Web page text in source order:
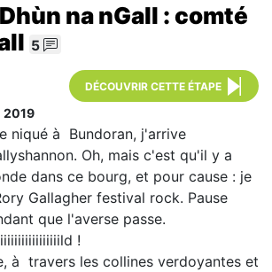
na nGall : comté
5
DÉCOUVRIR CETTE ÉTAPE
2019
niqué à Bundoran, j'arrive
Oh, mais c'est qu'il y a
dans ce bourg, et pour cause : je
Gallagher festival rock. Pause
que l'averse passe.
!
à travers les collines verdoyantes et